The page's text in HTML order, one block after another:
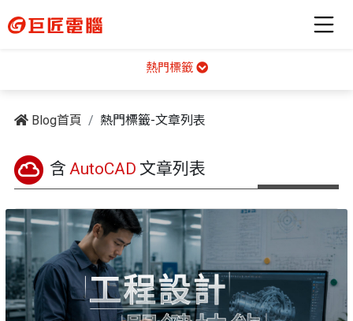
熱門標籤
Blog首頁 熱門標籤-文章列表
含 AutoCAD 文章列表